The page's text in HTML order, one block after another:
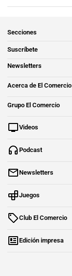
Secciones
Suscríbete
Newsletters
Acerca de El Comercio
Grupo El Comercio
Videos
Podcast
Newsletters
Juegos
Club El Comercio
Edición impresa